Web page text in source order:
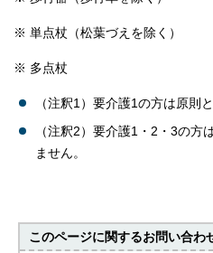
※ 単点杖（松葉づえを除く）
※ 多点杖
（注釈1）要介護1の方は原則
（注釈2）要介護1・2・3の方
ません。
このページに関するお問い合わ